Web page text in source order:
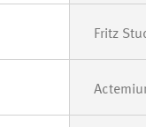
Fritz